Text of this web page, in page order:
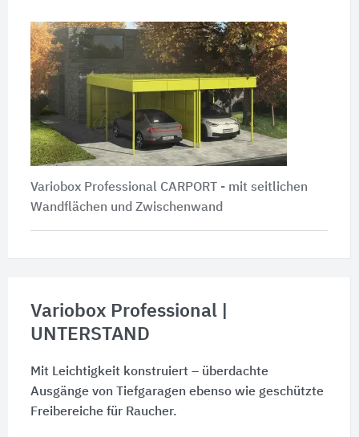
Variobox Professional CARPORT - mit seitlichen
Wandflächen und Zwischenwand
Variobox Professional |
UNTERSTAND
Mit Leichtigkeit konstruiert – überdachte
Ausgänge von Tiefgaragen ebenso wie geschützte
Freibereiche für Raucher.